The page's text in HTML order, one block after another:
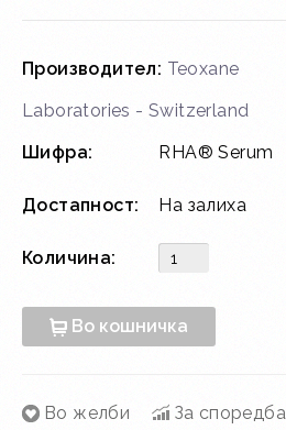
Производител: Teoxane
Laboratories - Switzerland
Шифра:
RHA® Serum
Достапност: На залиха
Количина:
Во кошничка
Во желби За споредба